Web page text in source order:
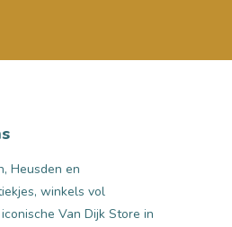
Heusden en
winkels vol
Van Dijk Store in